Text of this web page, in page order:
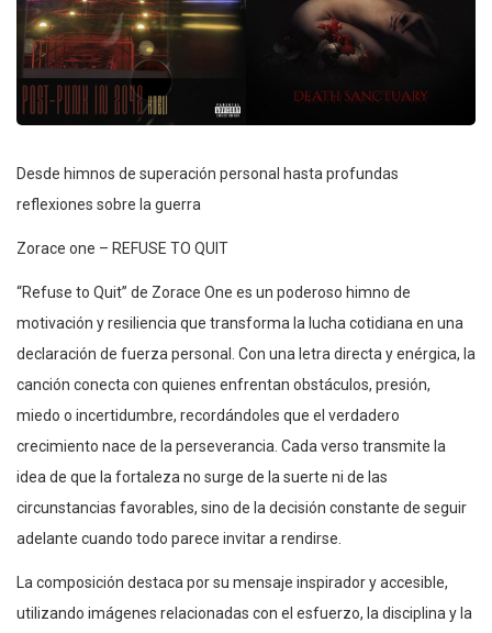
Desde himnos de superación personal hasta profundas
reflexiones sobre la guerra
Zorace one – REFUSE TO QUIT
“Refuse to Quit” de Zorace One es un poderoso himno de
motivación y resiliencia que transforma la lucha cotidiana en una
declaración de fuerza personal. Con una letra directa y enérgica, la
canción conecta con quienes enfrentan obstáculos, presión,
miedo o incertidumbre, recordándoles que el verdadero
crecimiento nace de la perseverancia. Cada verso transmite la
idea de que la fortaleza no surge de la suerte ni de las
circunstancias favorables, sino de la decisión constante de seguir
adelante cuando todo parece invitar a rendirse.
La composición destaca por su mensaje inspirador y accesible,
utilizando imágenes relacionadas con el esfuerzo, la disciplina y la